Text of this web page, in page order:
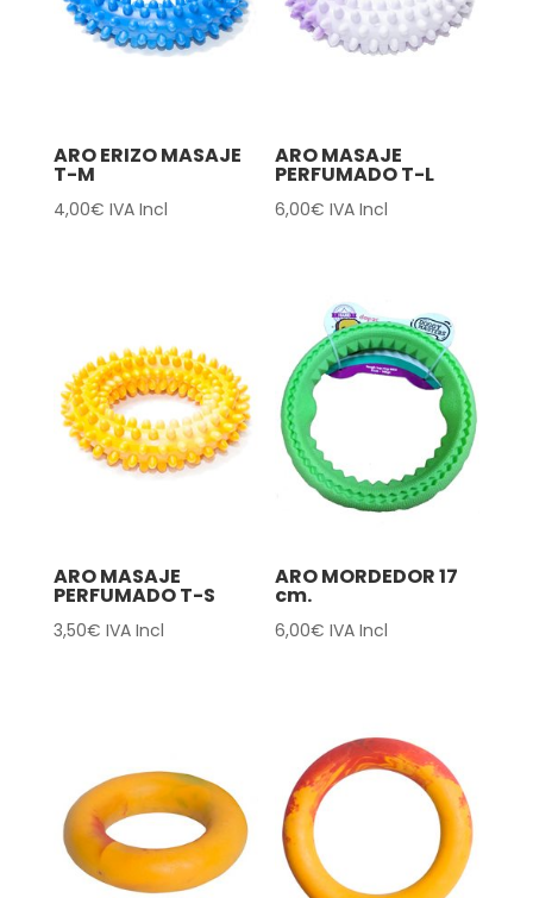
ARO ERIZO MASAJE
T-M
4,00€ IVA Incl
ARO MASAJE
PERFUMADO T-L
6,00€ IVA Incl
ARO MASAJE
PERFUMADO T-S
3,50€ IVA Incl
ARO MORDEDOR 17
cm.
6,00€ IVA Incl